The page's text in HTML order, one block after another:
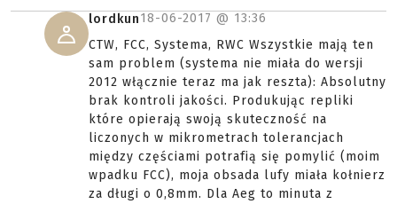
lordkun18-06-2017 @ 13:36
CTW, FCC, Systema, RWC Wszystkie mają ten
sam problem (systema nie miała do wersji
2012 włącznie teraz ma jak reszta): Absolutny
brak kontroli jakości. Produkując repliki
które opierają swoją skuteczność na
liczonych w mikrometrach tolerancjach
między częściami potrafią się pomylić (moim
wpadku FCC), moja obsada lufy miała kołnierz
za długi o 0,8mm. Dla Aeg to minuta z